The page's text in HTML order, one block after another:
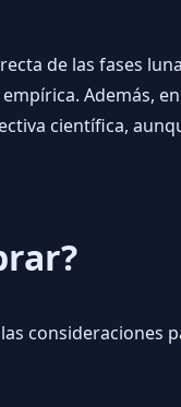
de las fases
Además,
científica,
consideraciones